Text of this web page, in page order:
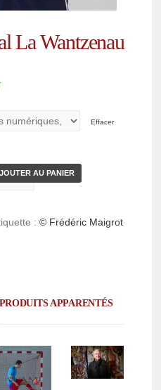
La Wantzenau
Effacer
AU PANIER
:© Frédéric Maigrot
PRODUITS APPARENTÉS